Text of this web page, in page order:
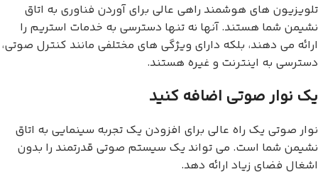
تلویزیون های هوشمند راهی عالی برای آوردن فناوری به اتاق
نشیمن شما هستند. آنها نه تنها دسترسی به خدمات استریم را
ارائه می دهند، بلکه دارای ویژگی های مختلفی مانند کنترل صوتی،
دسترسی به اینترنت و غیره هستند.
یک نوار صوتی اضافه کنید
نوار صوتی یک راه عالی برای افزودن یک تجربه سینمایی به اتاق
نشیمن شما است. می تواند یک سیستم صوتی قدرتمند را بدون
اشغال فضای زیاد ارائه دهد.